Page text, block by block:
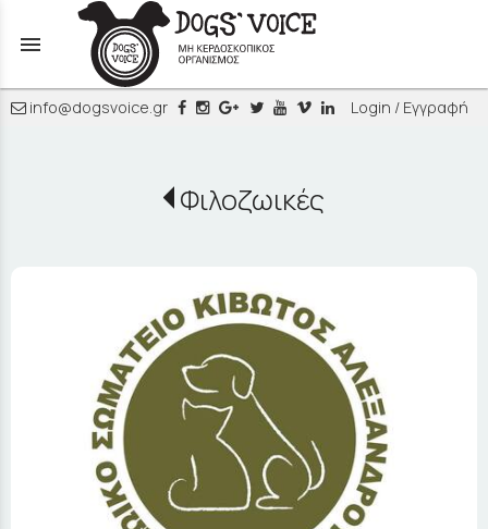
menu
info@dogsvoice.gr Login / Εγγραφή
Φιλοζωικές